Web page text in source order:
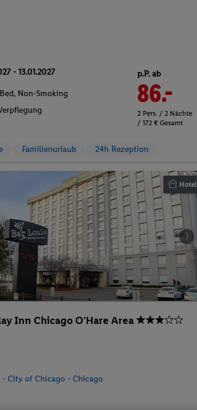
- 13.01.2027
Non-Smoking
p.P. ab
86.-
2 Pers. / 2 Nächte
/ 172 € Gesamt
Familienurlaub 24h Rezeption
Hotel
Inn Chicago O'Hare Area
- City of Chicago - Chicago